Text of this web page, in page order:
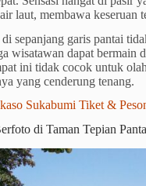
laut, membawa keseruan
sepanjang garis pantai
wisatawan dapat bermain
ini tidak cocok untuk
yang cenderung tenang.
Sukabumi Tiket &
di Taman Tepian